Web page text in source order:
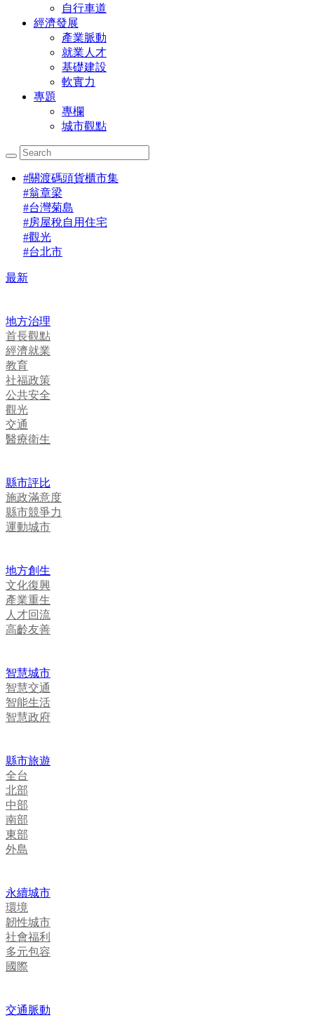
自行車道
經濟發展
產業脈動
就業人才
基礎建設
軟實力
專題
專欄
城市觀點
#關渡碼頭貨櫃市集
#翁章梁
#台灣菊島
#房屋稅自用住宅
#觀光
#台北市
最新
地方治理
首長觀點
經濟就業
教育
社福政策
公共安全
觀光
交通
醫療衛生
縣市評比
施政滿意度
縣市競爭力
運動城市
地方創生
文化復興
產業重生
人才回流
高齡友善
智慧城市
智慧交通
智能生活
智慧政府
縣市旅遊
全台
北部
中部
南部
東部
外島
永續城市
環境
韌性城市
社會福利
多元包容
國際
交通脈動